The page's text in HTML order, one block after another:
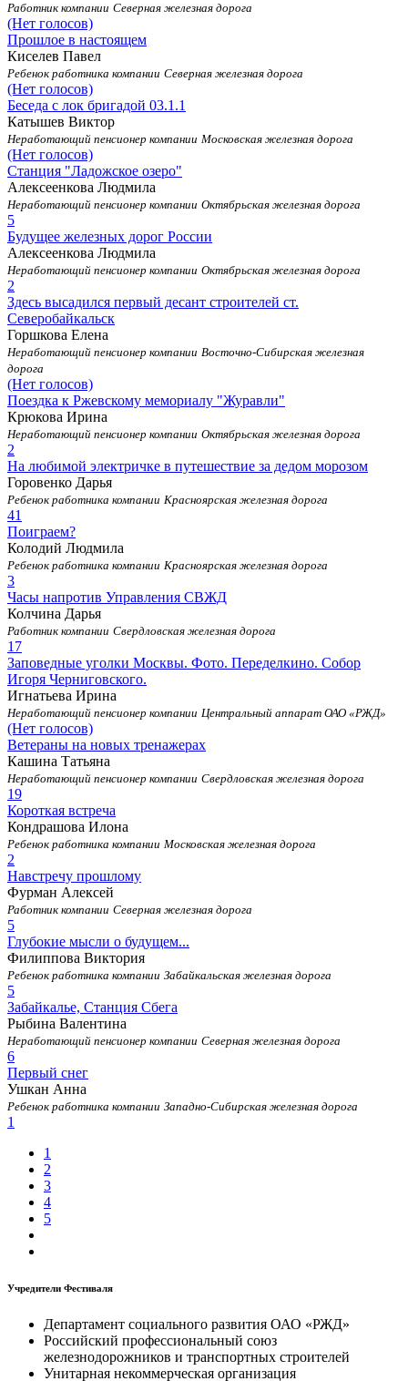
Работник компании Северная железная дорога
(Нет голосов)
Прошлое в настоящем
Киселев Павел
Ребенок работника компании Северная железная дорога
(Нет голосов)
Беседа с лок бригадой 03.1.1
Катышев Виктор
Неработающий пенсионер компании Московская железная дорога
(Нет голосов)
Станция "Ладожское озеро"
Алексеенкова Людмила
Неработающий пенсионер компании Октябрьская железная дорога
5
Будущее железных дорог России
Алексеенкова Людмила
Неработающий пенсионер компании Октябрьская железная дорога
2
Здесь высадился первый десант строителей ст.
Северобайкальск
Горшкова Елена
Неработающий пенсионер компании Восточно-Сибирская железная
дорога
(Нет голосов)
Поездка к Ржевскому мемориалу "Журавли"
Крюкова Ирина
Неработающий пенсионер компании Октябрьская железная дорога
2
На любимой электричке в путешествие за дедом морозом
Горовенко Дарья
Ребенок работника компании Красноярская железная дорога
41
Поиграем?
Колодий Людмила
Ребенок работника компании Красноярская железная дорога
3
Часы напротив Управления СВЖД
Колчина Дарья
Работник компании Свердловская железная дорога
17
Заповедные уголки Москвы. Фото. Переделкино. Собор
Игоря Черниговского.
Игнатьева Ирина
Неработающий пенсионер компании Центральный аппарат ОАО «РЖД»
(Нет голосов)
Ветераны на новых тренажерах
Кашина Татьяна
Неработающий пенсионер компании Свердловская железная дорога
19
Короткая встреча
Кондрашова Илона
Ребенок работника компании Московская железная дорога
2
Навстречу прошлому
Фурман Алексей
Работник компании Северная железная дорога
5
Глубокие мысли о будущем...
Филиппова Виктория
Ребенок работника компании Забайкальская железная дорога
5
Забайкалье, Станция Сбега
Рыбина Валентина
Неработающий пенсионер компании Северная железная дорога
6
Первый снег
Ушкан Анна
Ребенок работника компании Западно-Сибирская железная дорога
1
1
2
3
4
5
Учредители Фестиваля
Департамент социального развития ОАО «РЖД»
Российский профессиональный союз
железнодорожников и транспортных строителей
Унитарная некоммерческая организация